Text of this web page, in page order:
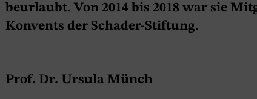
beurlaubt. Von 2014 bis 2018 war sie
Konvents der Schader-Stiftung.
Prof. Dr. Ursula Münch